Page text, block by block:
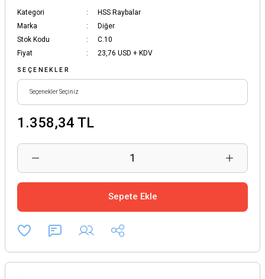
Kategori
HSS Raybalar
Marka
Diğer
Stok Kodu
C.10
Fiyat
23,76 USD + KDV
SEÇENEKLER
1.358,34 TL
Sepete Ekle